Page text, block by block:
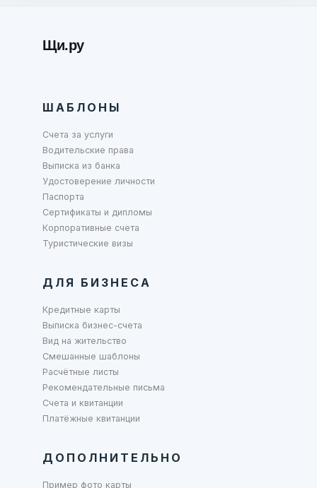
Щи.ру
ШАБЛОНЫ
Счета за услуги
Водительские права
Выписка из банка
Удостоверение личности
Паспорта
Сертификаты и дипломы
Корпоративные счета
Туристические визы
ДЛЯ БИЗНЕСА
Кредитные карты
Выписка бизнес-счета
Вид на жительство
Смешанные шаблоны
Расчётные листы
Рекомендательные письма
Счета и квитанции
Платёжные квитанции
ДОПОЛНИТЕЛЬНО
Пример фото карты